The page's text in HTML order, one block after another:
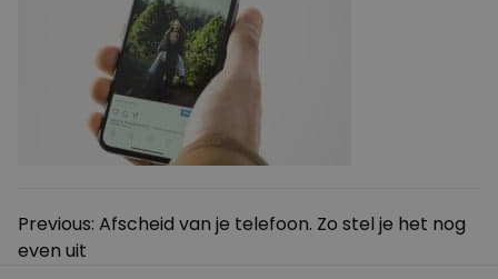
Bericht
navigatie
Previous: Afscheid van je telefoon. Zo stel je het nog
even uit